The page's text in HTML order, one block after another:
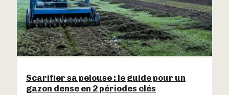
Scarifier sa pelouse : le guide pour un
gazon dense en 2 périodes clés